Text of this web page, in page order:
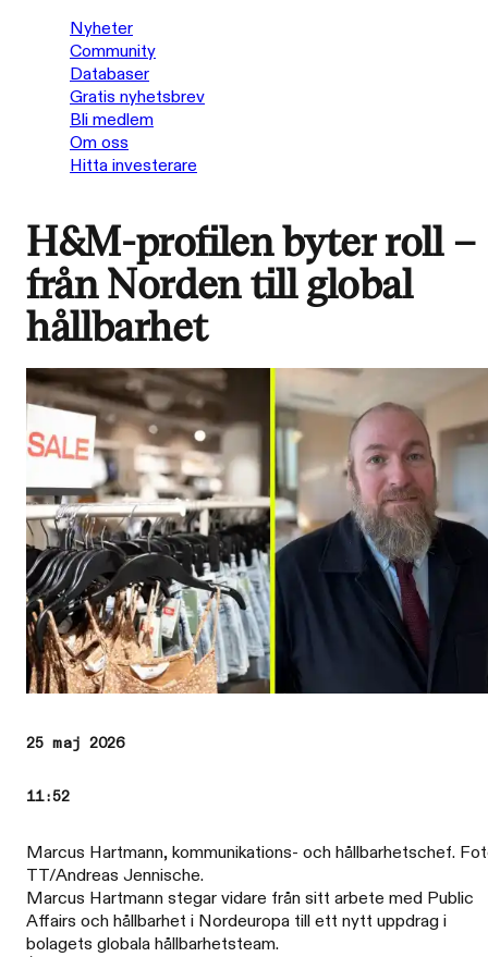
Nyheter
Community
Databaser
Gratis nyhetsbrev
Bli medlem
Om oss
Hitta investerare
H&M-profilen byter roll –
från Norden till global
hållbarhet
25 maj 2026
11:52
Marcus Hartmann, kommunikations- och hållbarhetschef.
TT/Andreas Jennische.
Marcus Hartmann stegar vidare från sitt arbete med Public
Affairs och hållbarhet i Nordeuropa till ett nytt uppdrag i
bolagets globala hållbarhetsteam.